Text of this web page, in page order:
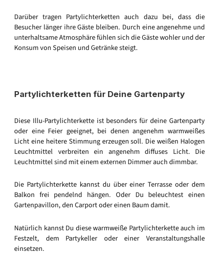
Darüber tragen Partylichterketten auch dazu bei, dass die
Besucher länger ihre Gäste bleiben. Durch eine angenehme und
unterhaltsame Atmosphäre fühlen sich die Gäste wohler und der
Konsum von Speisen und Getränke steigt.
Partylichterketten für Deine Gartenparty
Diese Illu-Partylichterkette ist besonders für deine Gartenparty
oder eine Feier geeignet, bei denen angenehm warmweißes
Licht eine heitere Stimmung erzeugen soll. Die weißen Halogen
Leuchtmittel verbreiten ein angenehm diffuses Licht. Die
Leuchtmittel sind mit einem externen Dimmer auch dimmbar.
Die Partylichterkette kannst du über einer Terrasse oder dem
Balkon frei pendelnd hängen. Oder Du beleuchtest einen
Gartenpavillon, den Carport oder einen Baum damit.
Natürlich kannst Du diese warmweiße Partylichterkette auch im
Festzelt, dem Partykeller oder einer Veranstaltungshalle
einsetzen.